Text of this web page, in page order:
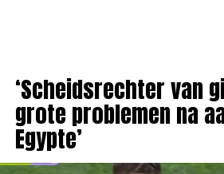
‘Scheidsrechter van
grote problemen na
Egypte’